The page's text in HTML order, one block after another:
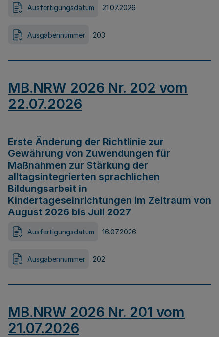
Ausfertigungsdatum 21.07.2026
Ausgabennummer 203
MB.NRW 2026 Nr. 202 vom
22.07.2026
Erste Änderung der Richtlinie zur
Gewährung von Zuwendungen für
Maßnahmen zur Stärkung der
alltagsintegrierten sprachlichen
Bildungsarbeit in
Kindertageseinrichtungen im Zeitraum von
August 2026 bis Juli 2027
Ausfertigungsdatum 16.07.2026
Ausgabennummer 202
MB.NRW 2026 Nr. 201 vom
21.07.2026